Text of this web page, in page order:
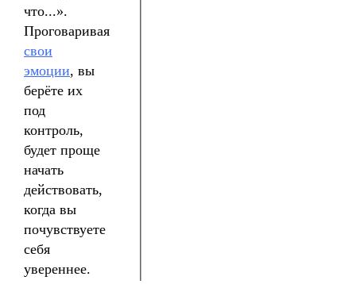
что...».
Проговаривая
свои
эмоции, вы
берёте их
под
контроль,
будет проще
начать
действовать,
когда вы
почувствуете
себя
увереннее.